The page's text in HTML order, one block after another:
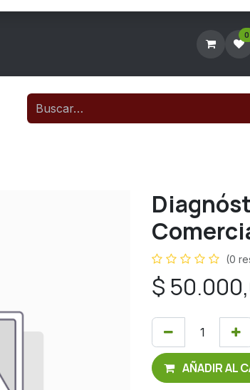
Agendar Visita Técnica
0
(0
$
AÑADIR AL